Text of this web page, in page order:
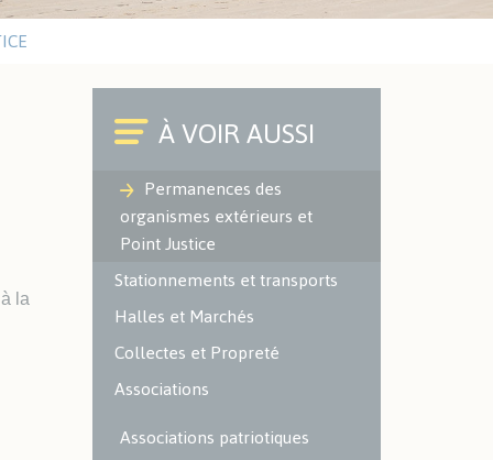
Cimetières
Office du Commerce et de
Police Municipale
Automatisée des Plaques
d'Immatriculation (LAPI)
ENVIRONNEMENT -
ESPACES VERTS
Localisation des espaces verts
et naturels sur le territoire
Les espaces verts
Les aires de jeux
ACTUALITÉS SPORTIVES
la
Permanences des
organismes extérieurs et
Point Justice
Stationnements et transports
Halles et Marchés
Collectes et Propreté
Associations
Associations patriotiques